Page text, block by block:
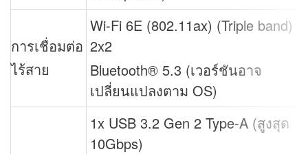
การเชื่อมต่อ
ไร้สาย
Wi-Fi 6E (802.11ax) (Triple band)
2x2
Bluetooth® 5.3 (เวอร์ชันอาจ
เปลี่ยนแปลงตาม OS)
1x USB 3.2 Gen 2 Type-A (สูงสุด
10Gbps)